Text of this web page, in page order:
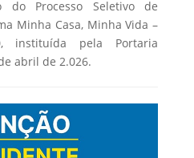
do Processo Seletivo de
Minha Casa, Minha Vida –
instituída pela Portaria
abril de 2.026.